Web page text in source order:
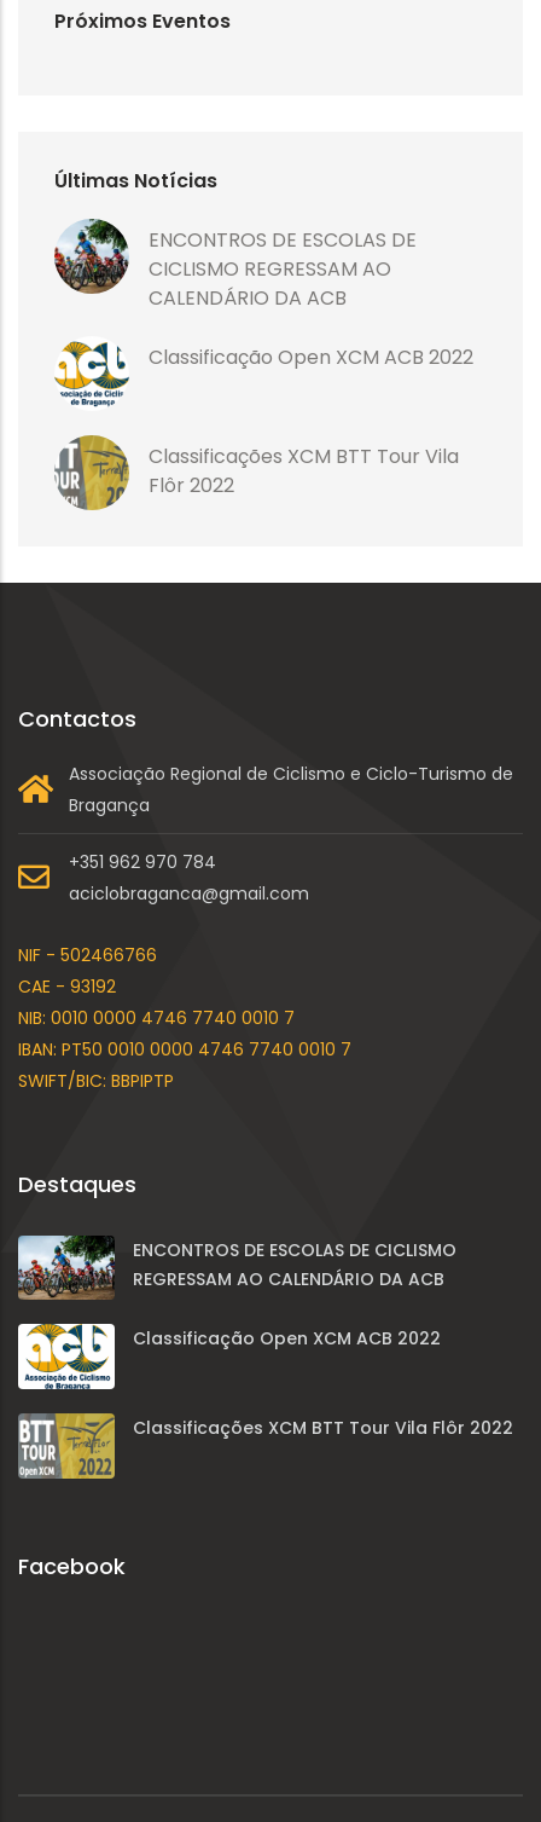
Próximos Eventos
Últimas Notícias
ENCONTROS DE ESCOLAS DE
CICLISMO REGRESSAM AO
CALENDÁRIO DA ACB
Classificação Open XCM ACB 2022
Classificações XCM BTT Tour Vila
Flôr 2022
Contactos
Associação Regional de Ciclismo e Ciclo-Turismo de
Bragança
+351 962 970 784
aciclobraganca@gmail.com
NIF - 502466766
CAE - 93192
NIB: 0010 0000 4746 7740 0010 7
IBAN: PT50 0010 0000 4746 7740 0010 7
SWIFT/BIC: BBPIPTP
Destaques
ENCONTROS DE ESCOLAS DE CICLISMO
REGRESSAM AO CALENDÁRIO DA ACB
Classificação Open XCM ACB 2022
Classificações XCM BTT Tour Vila Flôr 2022
Facebook